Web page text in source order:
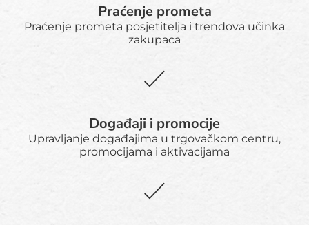
Praćenje prometa
Praćenje prometa posjetitelja i trendova učinka
zakupaca
Događaji i promocije
Upravljanje događajima u trgovačkom centru,
promocijama i aktivacijama